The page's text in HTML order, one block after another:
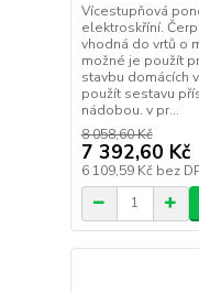
Vícestupňová
elektroskříní.
vhodná do vrtů o
možné je použít
stavbu domácích
použít sestavu
nádobou. v pr...
8 058,60 Kč
7 392,60 Kč
6 109,59 Kč bez